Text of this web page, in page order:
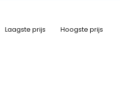
Laagste prijs Hoogste prijs